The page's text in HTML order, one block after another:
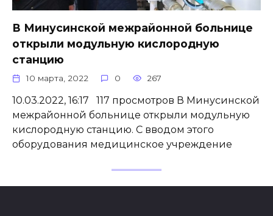
В Минусинской межрайонной больнице
открыли модульную кислородную
станцию
10 марта, 2022 0 267
10.03.2022, 16:17 117 просмотров В Минусинской
межрайонной больнице открыли модульную
кислородную станцию. С вводом этого
оборудования медицинское учреждение